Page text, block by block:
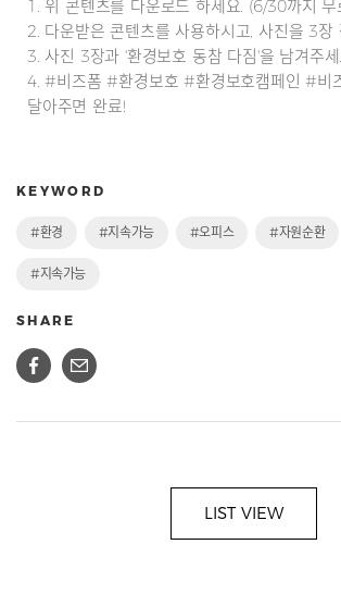
1. 위 콘텐츠를 다운로드 하세요. (6/30까지 무
2. 다운받은 콘텐츠를 사용하시고, 사진을 3장
3. 사진 3장과 '환경보호 동참 다짐'을 남겨주세
4. #비즈폼 #환경보호 #환경보호캠페인 #비
달아주면 완료!
KEYWORD
#환경 #지속가능 #오피스 #자원순환
#지속가능
SHARE
LIST VIEW